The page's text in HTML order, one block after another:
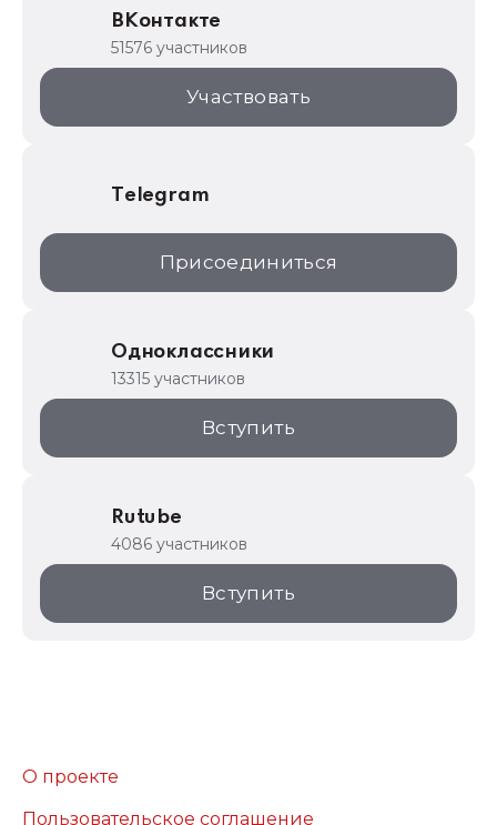
1С:Торговая площадка
ВКонтакте
51576 участников
Участвовать
Telegram
Присоединиться
Одноклассники
13315 участников
Вступить
Rutube
4086 участников
Вступить
О проекте
Пользовательское соглашение